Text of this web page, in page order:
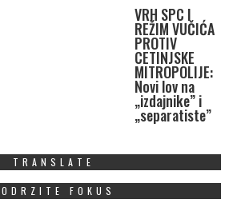
VRH SPC I
REŽIM VUČIĆA
PROTIV
CETINJSKE
MITROPOLIJE:
Novi lov na
„izdajnike” i
„separatiste”
TRANSLATE
FOKUS